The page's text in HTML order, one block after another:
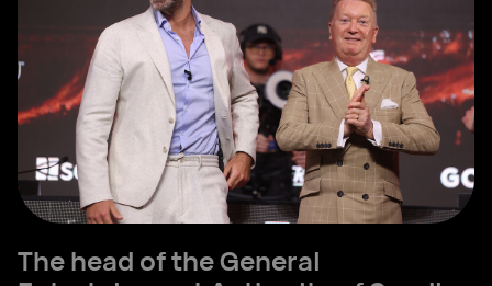
The head of the General